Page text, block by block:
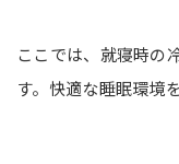
ここでは、就寝時の
す。快適な睡眠環境